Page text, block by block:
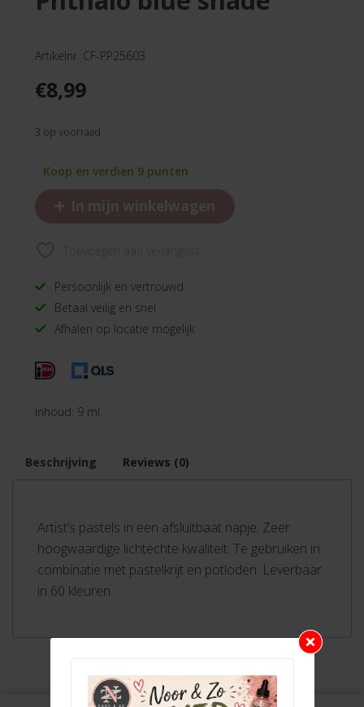
Artikelnr. CF-PP25603
€8,99
3 op voorraad
Koop en verdien 9 punten
+ In mijn winkelwagen
Persoonlijk en vertrouwd
Betaal veilig en snel
Afhalen op locatie mogelijk
Inhoud: 9 ml
Beschrijving Reviews (0)
Artist’s pastels in een afsluitbaat napje. Zeer
hoogwaardige lichtechte kwaliteit. Te gebruiken in
combinatie met pastelkrijt en potloden. Leverbaar
in 60 kleuren.